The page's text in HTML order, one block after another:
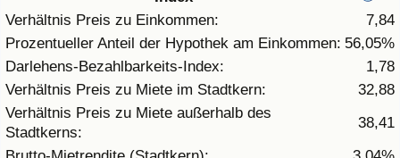
Verhältnis Preis zu Einkommen:
7,84
Prozentueller Anteil der Hypothek am Einkommen: 56,05%
Darlehens-Bezahlbarkeits-Index:
1,78
Verhältnis Preis zu Miete im Stadtkern:
32,88
Verhältnis Preis zu Miete außerhalb des
Stadtkerns:
38,41
Umweltverschmutzungs-Index (aktuell)
Verschmutzungsindex
Umweltverschmutzungs-Index nach Land
Verkehr